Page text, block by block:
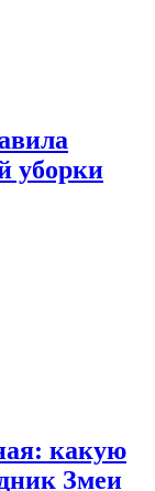
уборки
какую
Змеи